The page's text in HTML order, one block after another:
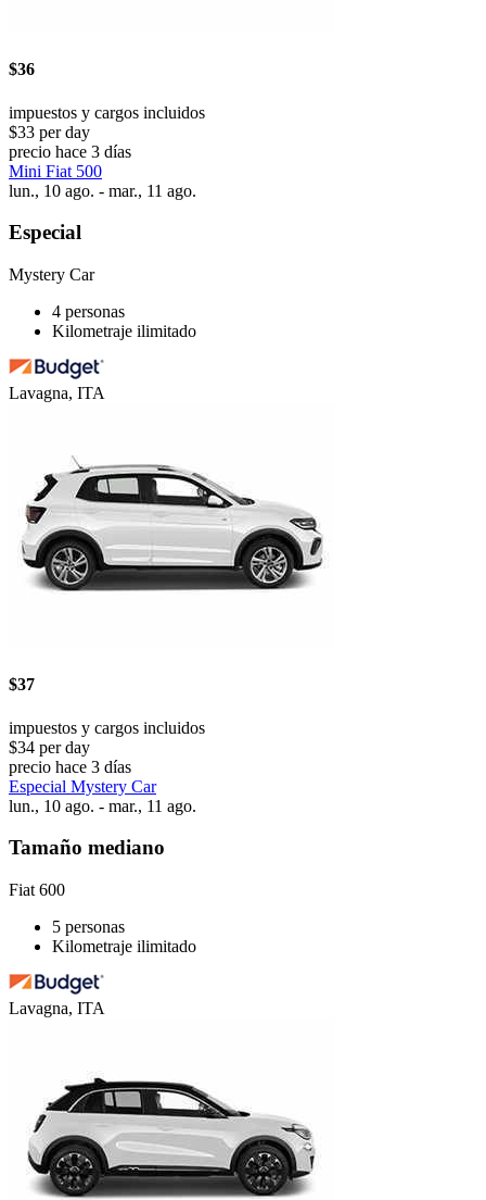
$36
impuestos y cargos incluidos
$33 per day
precio hace 3 días
Mini Fiat 500
lun., 10 ago. - mar., 11 ago.
Especial
Mystery Car
4 personas
Kilometraje ilimitado
Lavagna, ITA
$37
impuestos y cargos incluidos
$34 per day
precio hace 3 días
Especial Mystery Car
lun., 10 ago. - mar., 11 ago.
Tamaño mediano
Fiat 600
5 personas
Kilometraje ilimitado
Lavagna, ITA